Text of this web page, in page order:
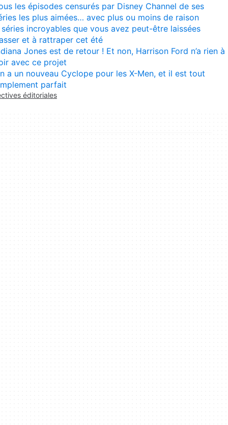
les épisodes censurés par Disney Channel de ses
les plus aimées… avec plus ou moins de raison
incroyables que vous avez peut-être laissées
et à rattraper cet été
Jones est de retour ! Et non, Harrison Ford n’a rien à
avec ce projet
a un nouveau Cyclope pour les X-Men, et il est tout
parfait
éditoriales